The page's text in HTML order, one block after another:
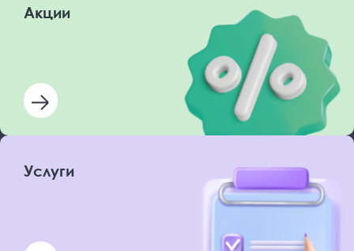
Акции
Услуги